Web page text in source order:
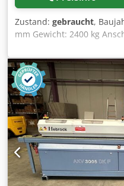
Zustand: gebraucht,
mm Gewicht: 2400 kg
Absaugdurchmesser: 120
Dksdpjvvkfwefx Aqwor